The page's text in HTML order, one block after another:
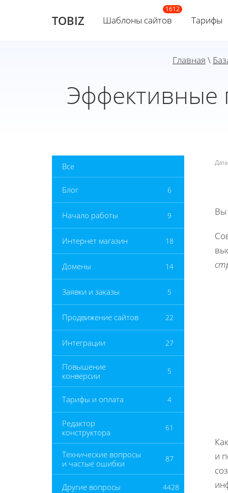
TOBIZ Шаблоны сайтов Тарифы
Главная \
Эффективные
Все
Блог 6
Начало работы 9
Интернет магазин 18
Домены 14
Заявки и заказы 5
Продвижение сайтов 22
Интеграции 27
Повышение
конверсии
5
Тарифы и оплата 4
Редактор
конструктора
61
Технические вопросы
и частые ошибки
87
Другие вопросы 4428
Вы
и